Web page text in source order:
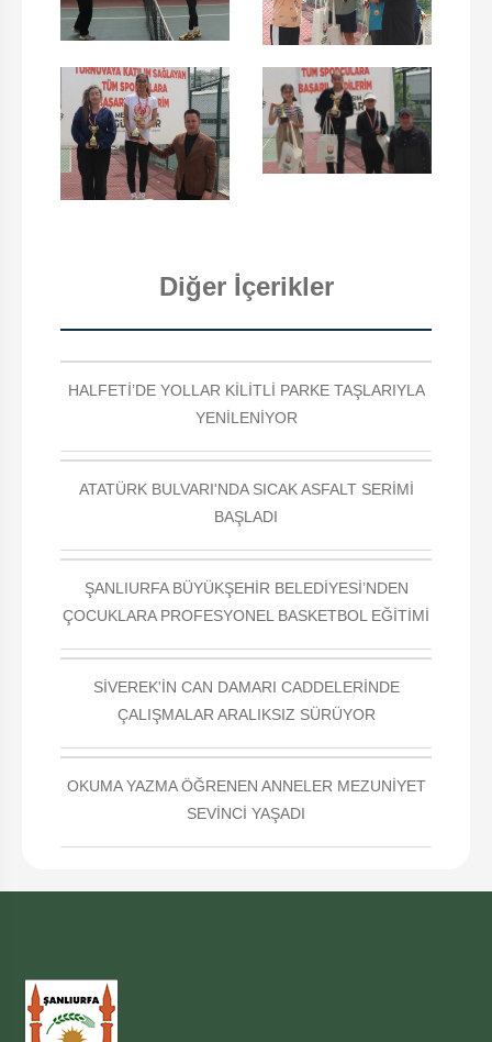
Diğer İçerikler
HALFETİ’DE YOLLAR KİLİTLİ PARKE TAŞLARIYLA
YENİLENİYOR
ATATÜRK BULVARI'NDA SICAK ASFALT SERİMİ
BAŞLADI
ŞANLIURFA BÜYÜKŞEHİR BELEDİYESİ’NDEN
ÇOCUKLARA PROFESYONEL BASKETBOL EĞİTİMİ
SİVEREK'İN CAN DAMARI CADDELERİNDE
ÇALIŞMALAR ARALIKSIZ SÜRÜYOR
OKUMA YAZMA ÖĞRENEN ANNELER MEZUNİYET
SEVİNCİ YAŞADI